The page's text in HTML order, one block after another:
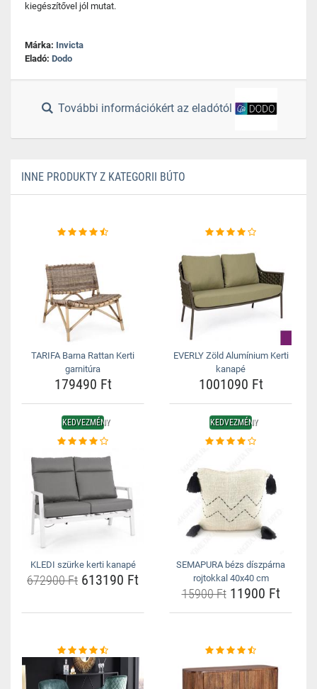
kiegészítővel jól mutat.
Márka: Invicta
Eladó: Dodo
További információkért az eladótól
INNE PRODUKTY Z KATEGORII BÚTO
TARIFA Barna Rattan Kerti
garnitúra
179490 Ft
EVERLY Zöld Alumínium Kerti
kanapé
1001090 Ft
KEDVEZMÉNY
KLEDI szürke kerti kanapé
672900 Ft 613190 Ft
KEDVEZMÉNY
SEMAPURA bézs díszpárna
rojtokkal 40x40 cm
15900 Ft11900 Ft